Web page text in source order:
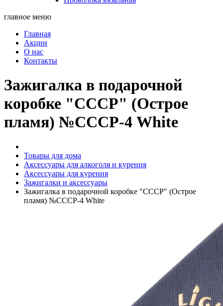
главное меню
Главная
Акции
О нас
Контакты
Зажигалка в подарочной
коробке "СССР" (Острое
пламя) №СССР-4 White
Товары для дома
Аксессуары для алкоголя и курения
Аксессуары для курения
Зажигалки и аксессуары
Зажигалка в подарочной коробке "СССР" (Острое
пламя) №СССР-4 White